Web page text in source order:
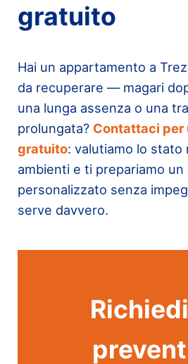
gratuito
Hai un appartamento a
da recuperare — magari
una lunga assenza o una
prolungata? Contattaci per
gratuito: valutiamo lo stato
ambienti e ti prepariamo
personalizzato senza
serve davvero.